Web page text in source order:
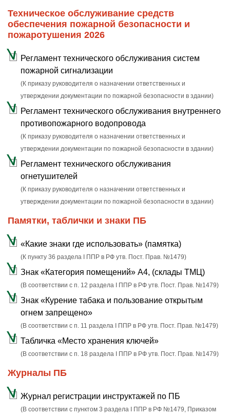
Техническое обслуживание средств
обеспечения пожарной безопасности и
пожаротушения 2026
Регламент технического обслуживания систем
пожарной сигнализации
(К приказу руководителя о назначении ответственных и
утверждении документации по пожарной безопасности в здании)
Регламент технического обслуживания внутреннего
противопожарного водопровода
(К приказу руководителя о назначении ответственных и
утверждении документации по пожарной безопасности в здании)
Регламент технического обслуживания
огнетушителей
(К приказу руководителя о назначении ответственных и
утверждении документации по пожарной безопасности в здании)
Памятки, таблички и знаки ПБ
«Какие знаки где использовать» (памятка)
(К пункту 36 раздела I ППР в РФ утв. Пост. Прав. №1479)
Знак «Категория помещений» А4, (склады ТМЦ)
(В соответствии с п. 12 раздела I ППР в РФ утв. Пост. Прав. №1479)
Знак «Курение табака и пользование открытым
огнем запрещено»
(В соответствии с п. 11 раздела I ППР в РФ утв. Пост. Прав. №1479)
Табличка «Место хранения ключей»
(В соответствии с п. 18 раздела I ППР в РФ утв. Пост. Прав. №1479)
Журналы ПБ
Журнал регистрации инструктажей по ПБ
(В соответствии с пунктом 3 раздела I ППР в РФ №1479, Приказом